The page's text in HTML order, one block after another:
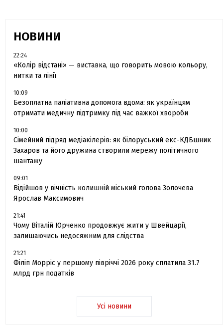
НОВИНИ
22:24
«Колір відстані» — виставка, що говорить мовою кольору,
нитки та лінії
10:09
Безоплатна паліативна допомога вдома: як українцям
отримати медичну підтримку під час важкої хвороби
10:00
Сімейний підряд медіакілерів: як білоруський екс-КДБшник
Захаров та його дружина створили мережу політичного
шантажу
09:01
Відійшов у вічність колишній міський голова Золочева
Ярослав Максимович
21:41
Чому Віталій Юрченко продовжує жити у Швейцарії,
залишаючись недосяжним для слідства
21:21
Філіп Морріс у першому півріччі 2026 року сплатила 31.7
млрд грн податків
Усі новини